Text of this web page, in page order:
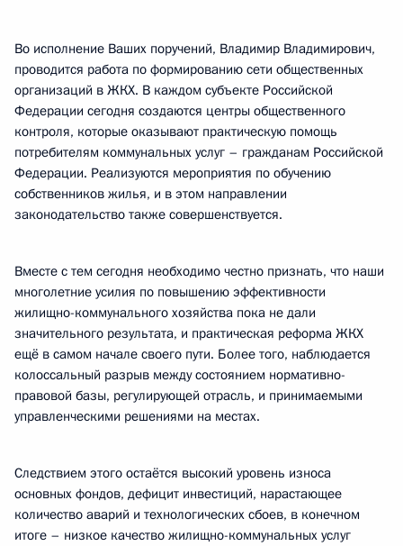
Во исполнение Ваших поручений, Владимир Владимирович,
проводится работа по формированию сети общественных
организаций в ЖКХ. В каждом субъекте Российской
Федерации сегодня создаются центры общественного
контроля, которые оказывают практическую помощь
потребителям коммунальных услуг – гражданам Российской
Федерации. Реализуются мероприятия по обучению
собственников жилья, и в этом направлении
законодательство также совершенствуется.
Вместе с тем сегодня необходимо честно признать, что наши
многолетние усилия по повышению эффективности
жилищно-коммунального хозяйства пока не дали
значительного результата, и практическая реформа ЖКХ
ещё в самом начале своего пути. Более того, наблюдается
колоссальный разрыв между состоянием нормативно-
правовой базы, регулирующей отрасль, и принимаемыми
управленческими решениями на местах.
Следствием этого остаётся высокий уровень износа
основных фондов, дефицит инвестиций, нарастающее
количество аварий и технологических сбоев, в конечном
итоге – низкое качество жилищно-коммунальных услуг